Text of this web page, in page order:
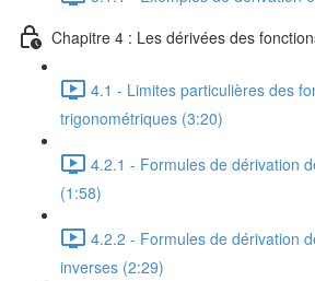
Chapitre 4 : Les dérivées des
4.1 - Limites particulières des
trigonométriques (3:20)
4.2.1 - Formules de dérivation
(1:58)
4.2.2 - Formules de dérivation
inverses (2:29)